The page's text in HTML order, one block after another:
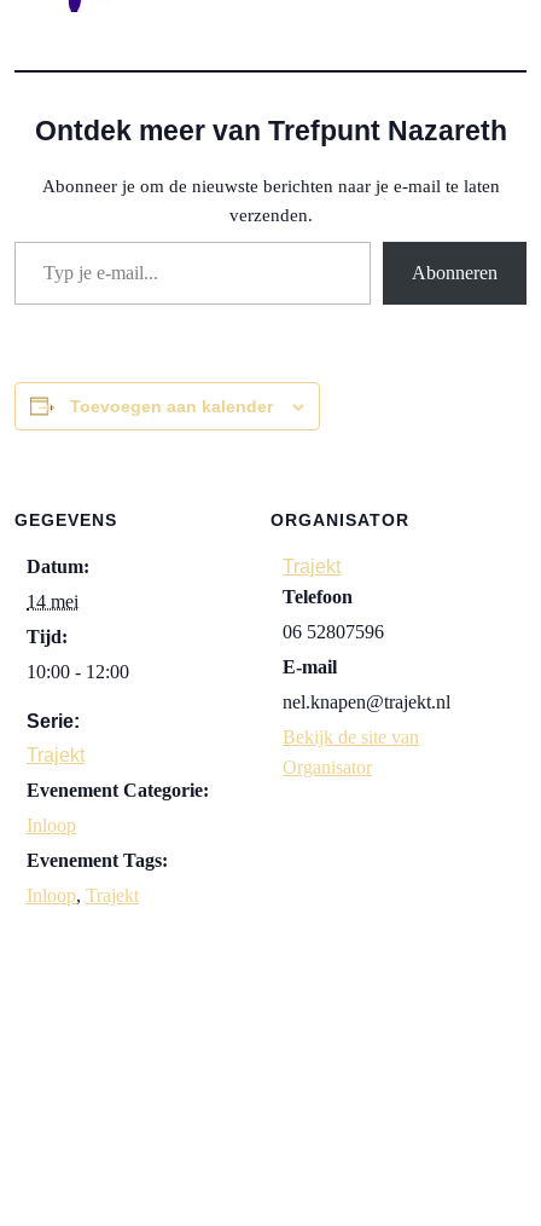
Ontdek meer van Trefpunt Nazareth
Abonneer je om de nieuwste berichten naar je e-mail te laten
verzenden.
Typ je e-mail...
Abonneren
Toevoegen aan kalender
GEGEVENS
Datum:
14 mei
Tijd:
10:00 - 12:00
Serie:
Trajekt
Evenement Categorie:
Inloop
Evenement Tags:
Inloop, Trajekt
ORGANISATOR
Trajekt
Telefoon
06 52807596
E-mail
nel.knapen@trajekt.nl
Bekijk de site van
Organisator